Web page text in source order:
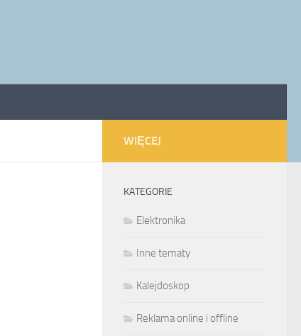
WIĘCEJ
KATEGORIE
Elektronika
Inne tematy
Kalejdoskop
Reklama online i offline